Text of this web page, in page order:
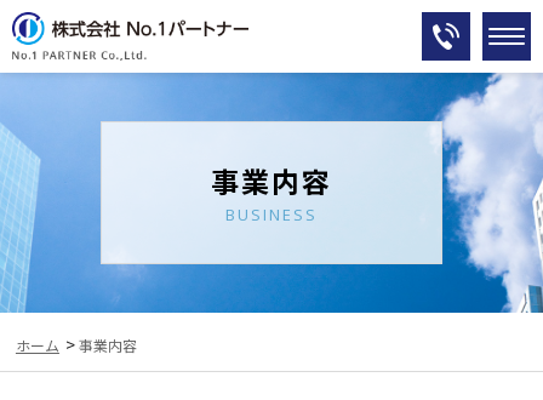
事業内容
BUSINESS
ホーム >事業内容